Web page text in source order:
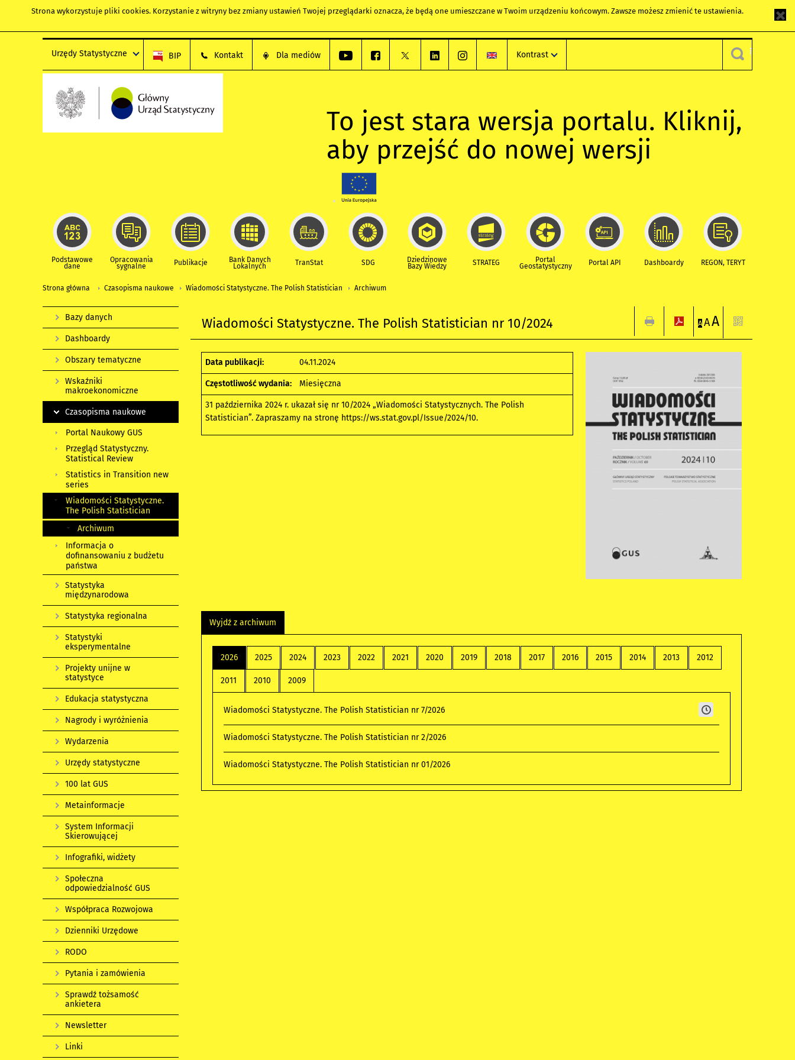
Strona wykorzystuje pliki cookies. Korzystanie z witryny bez zmiany ustawień Twojej przeglądarki oznacza, że będą one umieszczane w Twoim urządzeniu końcowym. Zawsze możesz zmienić te ustawienia.
Urzędy Statystyczne BIP Kontakt Dla mediów Kontrast
To jest stara wersja portalu. Kliknij,
aby przejść do nowej wersji
Podstawowe
dane
Opracowania
sygnalne Publikacje Bank Danych
Lokalnych TranStat SDG Dziedzinowe
Bazy Wiedzy STRATEG Portal
Geostatystyczny Portal API Dashboardy REGON, TERYT
Strona główna Czasopisma naukowe Wiadomości Statystyczne. The Polish Statistician Archiwum
Wiadomości Statystyczne. The Polish Statistician nr 10/2024 A AA
Data publikacji: 04.11.2024
Częstotliwość wydania: Miesięczna
31 października 2024 r. ukazał się nr 10/2024 „Wiadomości Statystycznych. The Polish
Statistician”. Zapraszamy na stronę https://ws.stat.gov.pl/Issue/2024/10.
Wyjdź z archiwum
2026 2025 2024 2023 2022 2021 2020 2019 2018 2017 2016 2015 2014 2013 2012
2011 2010 2009
Wiadomości Statystyczne. The Polish Statistician nr 7/2026
Wiadomości Statystyczne. The Polish Statistician nr 2/2026
Wiadomości Statystyczne. The Polish Statistician nr 01/2026
Bazy danych
Dashboardy
Obszary tematyczne
Wskaźniki
makroekonomiczne
Czasopisma naukowe
Portal Naukowy GUS
Przegląd Statystyczny.
Statistical Review
Statistics in Transition new
series
Wiadomości Statystyczne.
The Polish Statistician
Archiwum
Informacja o
dofinansowaniu z budżetu
państwa
Statystyka
międzynarodowa
Statystyka regionalna
Statystyki
eksperymentalne
Projekty unijne w
statystyce
Edukacja statystyczna
Nagrody i wyróżnienia
Wydarzenia
Urzędy statystyczne
100 lat GUS
Metainformacje
System Informacji
Skierowującej
Infografiki, widżety
Społeczna
odpowiedzialność GUS
Współpraca Rozwojowa
Dzienniki Urzędowe
RODO
Pytania i zamówienia
Sprawdź tożsamość
ankietera
Newsletter
Linki